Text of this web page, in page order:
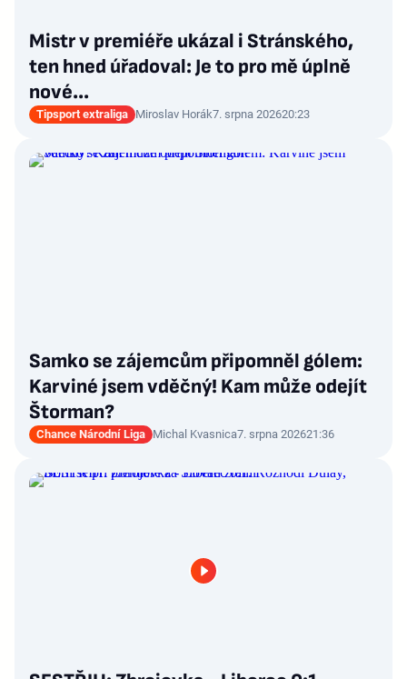
Mistr v premiéře ukázal i Stránského,
ten hned úřadoval: Je to pro mě úplně
nové…
Tipsport extraliga Miroslav Horák7. srpna 202620:23
Samko se zájemcům připomněl gólem:
Karviné jsem vděčný! Kam může odejít
Štorman?
Chance Národní Liga Michal Kvasnica7. srpna 202621:36